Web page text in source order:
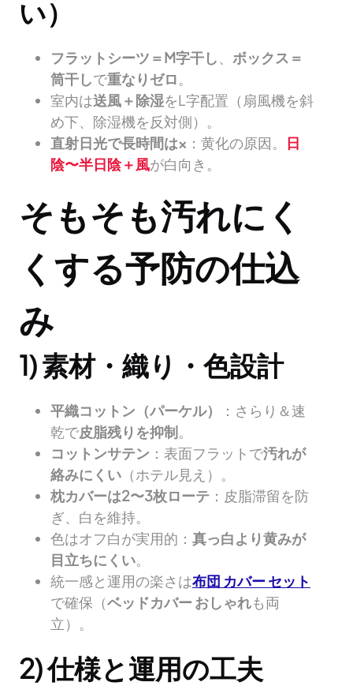
い）
フラットシーツ＝M字干し、 ボックス＝
筒干しで重なりゼロ。
室内は送風＋除湿をL字配置（扇風機を斜
め下、除湿機を反対側）。
直射日光で長時間は× ：黄化の原因。 日
陰〜半日陰＋風が白向き。
そもそも汚れにく
くする予防の仕込
み
1) 素材・織り・色設計
平織コットン（パーケル）
：さらり＆速
乾で皮脂残りを抑制。
コットンサテン ：表面フラットで汚れが
絡みにくい （ホテル見え）。
枕カバーは2〜3枚ローテ ：皮脂滞留を防
ぎ、白を維持。
色はオフ白が実用的： 真っ白より黄みが
目立ちにくい。
統一感と運用の楽さは布団 カバー セット
で確保（ベッドカバー おしゃれも両
立）。
2) 仕様と運用の工夫